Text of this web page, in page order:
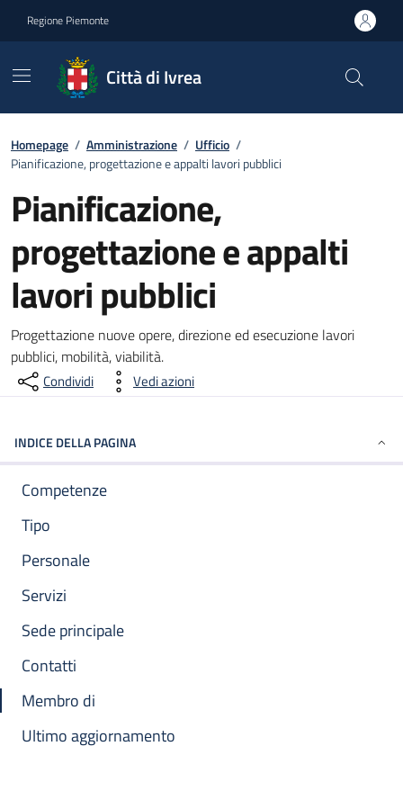
Regione Piemonte
Città di Ivrea
Homepage / Amministrazione / Ufficio /
Pianificazione, progettazione e appalti lavori pubblici
Pianificazione,
progettazione e appalti
lavori pubblici
Progettazione nuove opere, direzione ed esecuzione lavori
pubblici, mobilità, viabilità.
Condividi Vedi azioni
INDICE DELLA PAGINA
Competenze
Tipo
Personale
Servizi
Sede principale
Contatti
Membro di
Ultimo aggiornamento